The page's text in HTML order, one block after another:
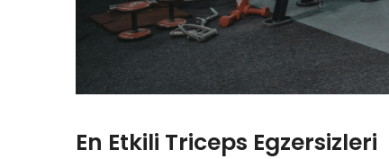
En Etkili Triceps Egzersizleri